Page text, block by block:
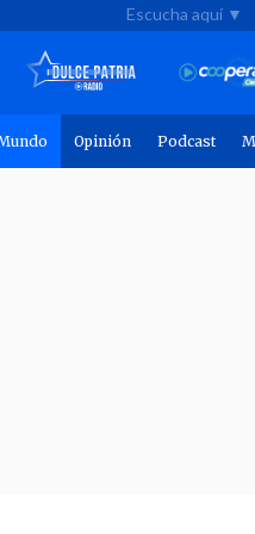
Escucha aquí ▼
Opinión Podcast